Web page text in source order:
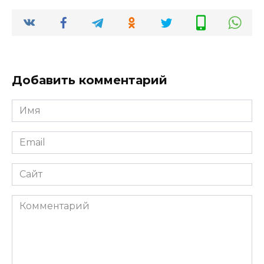
Добавить комментарий
Имя
*
Email
*
Сайт
Комментарий